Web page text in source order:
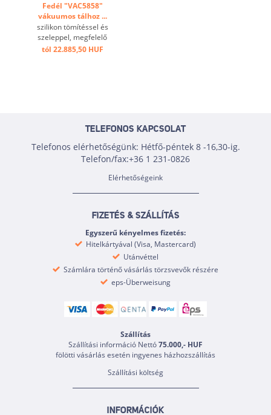
Fedél "VAC5858"
vákuumos tálhoz ...
szilikon tömítéssel és
szeleppel, megfelelő
csatlakozó tömlővel az
tól 22.885,50 HUF
TELEFONOS KAPCSOLAT
Telefonos elérhetőségünk: Hétfő-péntek 8 -16,30-ig.
Telefon/fax:+36 1 231-0826
Elérhetőségeink
FIZETÉS & SZÁLLÍTÁS
Egyszerű kényelmes fizetés:
Hitelkártyával (Visa, Mastercard)
Utánvéttel
Számlára történő vásárlás törzsvevők részére
eps-Überweisung
Szállítás
Szállítási információ Nettó75.000,- HUF
fölötti vásárlás esetén ingyenes házhozszállítás
Szállítási költség
INFORMÁCIÓK